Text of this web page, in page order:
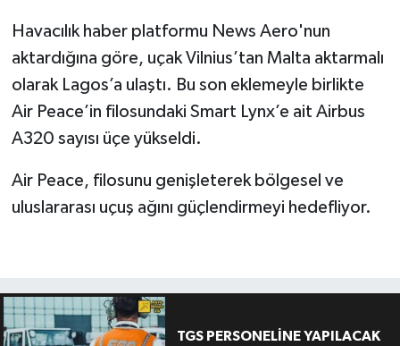
Havacılık haber platformu News Aero'nun
aktardığına göre, uçak Vilnius’tan Malta aktarmalı
olarak Lagos’a ulaştı. Bu son eklemeyle birlikte
Air Peace’in filosundaki Smart Lynx’e ait Airbus
A320 sayısı üçe yükseldi.
Air Peace, filosunu genişleterek bölgesel ve
uluslararası uçuş ağını güçlendirmeyi hedefliyor.
TGS PERSONELİNE YAPILACAK